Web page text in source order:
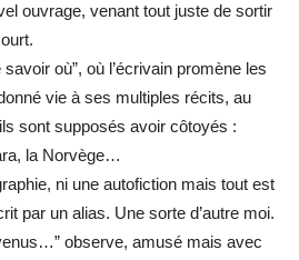
ouvrage, venant tout juste de sortir
où”, où l’écrivain promène les
vie à ses multiples récits, au
sont supposés avoir côtoyés :
la Norvège…
ni une autofiction mais tout est
par un alias. Une sorte d’autre moi.
observe, amusé mais avec